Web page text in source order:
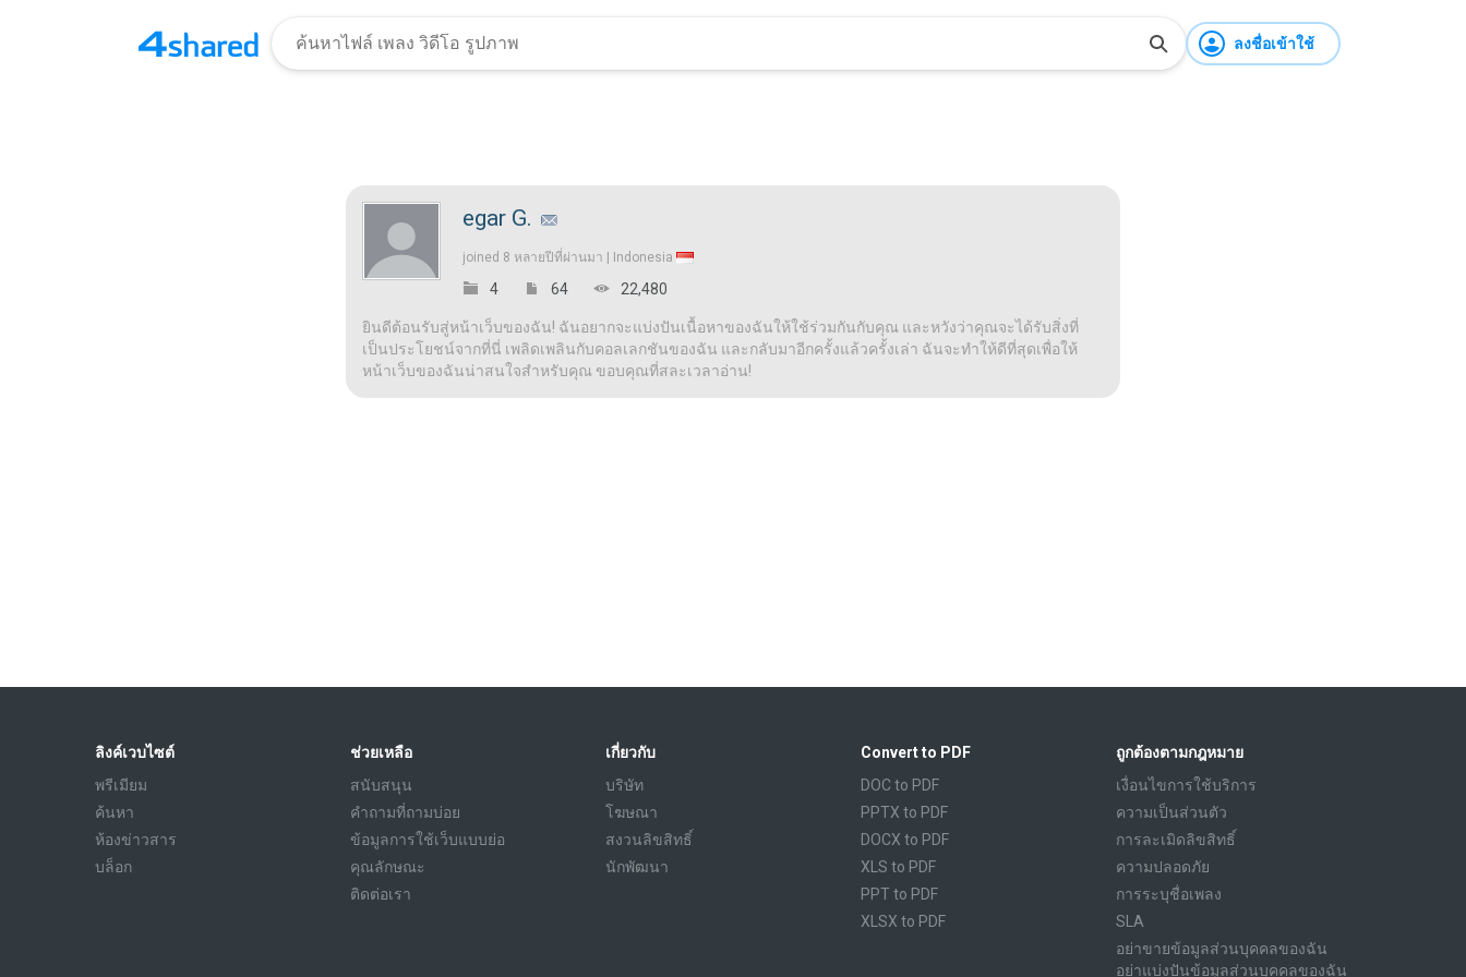
ลงชื่อเข้าใช้
egar G.
joined 8 หลายปีที่ผ่านมา | Indonesia
4 64 22,480
ยินดีต้อนรับสู่หน้าเว็บของฉัน! ฉันอยากจะแบ่งปันเนื้อหาของฉันให้ใช้ร่วมกันกับคุณ และหวังว่าคุณจะได้รับสิ่งที่
เป็นประโยชน์จากที่นี่ เพลิดเพลินกับคอลเลกชันของฉัน และกลับมาอีกครั้งแล้วครั้งเล่า ฉันจะทำให้ดีที่สุดเพื่อให้
หน้าเว็บของฉันน่าสนใจสำหรับคุณ ขอบคุณที่สละเวลาอ่าน!
ลิงค์เวบไซต์
พรีเมียม
ค้นหา
ห้องข่าวสาร
บล็อก
ช่วยเหลือ
สนับสนุน
คำถามที่ถามบ่อย
ข้อมูลการใช้เว็บแบบย่อ
คุณลักษณะ
ติดต่อเรา
เกี่ยวกับ
บริษัท
โฆษณา
สงวนลิขสิทธิ์
นักพัฒนา
Convert to PDF
DOC to PDF
PPTX to PDF
DOCX to PDF
XLS to PDF
PPT to PDF
XLSX to PDF
ถูกต้องตามกฎหมาย
เงื่อนไขการใช้บริการ
ความเป็นส่วนตัว
การละเมิดลิขสิทธิ์
ความปลอดภัย
การระบุชื่อเพลง
SLA
อย่าขายข้อมูลส่วนบุคคลของฉัน
อย่าแบ่งปันข้อมูลส่วนบุคคลของฉัน